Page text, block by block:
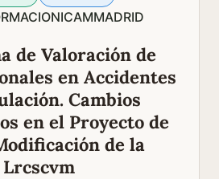
ICAMMADRID
de Valoración de
en Accidentes
Cambios
en el Proyecto de
de la
Lrcscvm